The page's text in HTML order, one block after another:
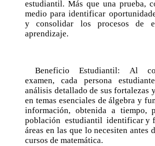
estudiantil. Más que una prueba,
medio para identificar
y consolidar los procesos de
aprendizaje.
Beneficio Estudiantil: Al
examen, cada persona
análisis detallado de sus fortalezas
en temas esenciales de álgebra y
información, obtenida a tiempo,
población estudiantil identificar y
áreas en las que lo necesiten antes
cursos de matemática.